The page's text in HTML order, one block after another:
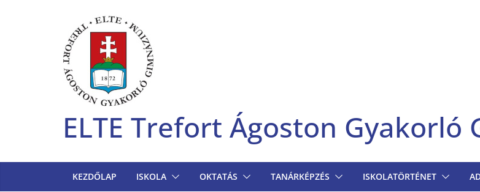
ELTE Trefort Ágoston Gyakorló
KEZDŐLAP ISKOLA OKTATÁS TANÁRKÉPZÉS ISKOLATÖRTÉNET